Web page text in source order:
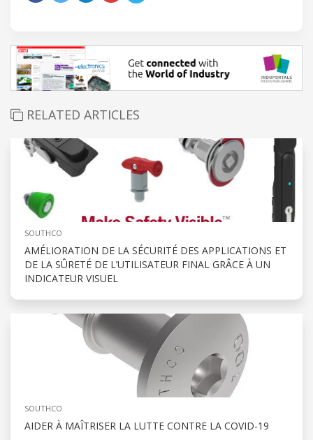
RELATED ARTICLES
SOUTHCO
AMÉLIORATION DE LA SÉCURITÉ DES APPLICATIONS ET
DE LA SÛRETÉ DE L’UTILISATEUR FINAL GRÂCE À UN
INDICATEUR VISUEL
SOUTHCO
AIDER À MAÎTRISER LA LUTTE CONTRE LA COVID-19